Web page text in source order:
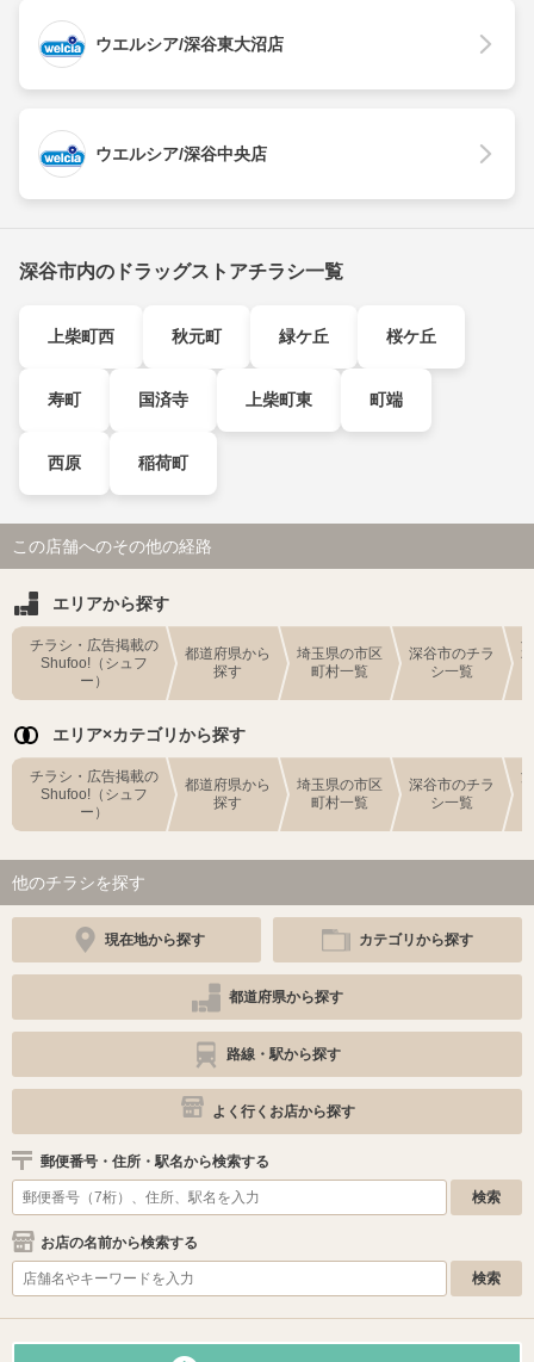
ウエルシア/深谷東大沼店
ウエルシア/深谷中央店
深谷市内のドラッグストアチラシ一覧
上柴町西 秋元町 緑ケ丘 桜ケ丘
寿町 国済寺 上柴町東 町端
西原 稲荷町
この店舗へのその他の経路
エリアから探す
チラシ・広告掲載の
Shufoo!（シュフ
ー）
都道府県から
探す
埼玉県の市区
町村一覧
深谷市のチラ
シ一覧
エリア×カテゴリから探す
チラシ・広告掲載の
Shufoo!（シュフ
ー）
都道府県から
探す
埼玉県の市区
町村一覧
深谷市のチラ
シ一覧
他のチラシを探す
現在地から探す カテゴリから探す
都道府県から探す
路線・駅から探す
よく行くお店から探す
郵便番号・住所・駅名から検索する
お店の名前から検索する